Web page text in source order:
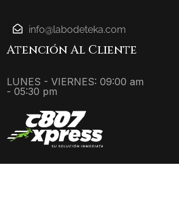
info@labodeteka.com
Atención Al Cliente
LUNES - VIERNES: 09:00 am
- 05:30 pm